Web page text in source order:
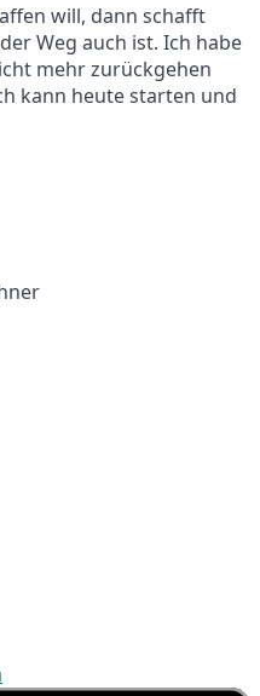
will, dann schafft
Weg auch ist. Ich habe
mehr zurückgehen
kann heute starten und